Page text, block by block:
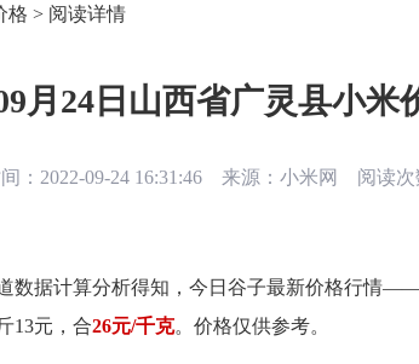
格 > 阅读详情
月24日山西省广灵县小米
：2022-09-24 16:31:46 来源： 小米网 阅读次
数据计算分析得知，今日谷子最新价格行情
13元，合26元/千克。价格仅供参考。